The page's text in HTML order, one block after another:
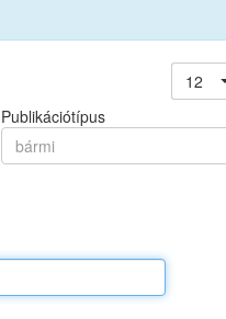
12
Publikációtípus
bármi